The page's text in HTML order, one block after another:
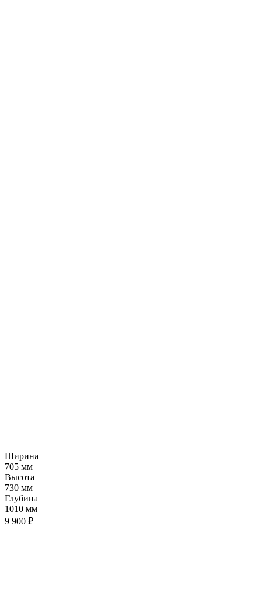
Ширина
705 мм
Высота
730 мм
Глубина
1010 мм
9 900 ₽